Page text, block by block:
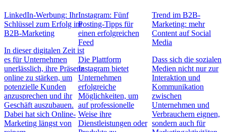
LinkedIn-Werbung: Ihr
Schlüssel zum Erfolg im
B2B-Marketing
In dieser digitalen Zeit ist
es für Unternehmen
unerlässlich, ihre Präsenz
online zu stärken, um
potenzielle Kunden
anzusprechen und ihr
Geschäft auszubauen.
Dabei hat sich Online-
Marketing längst von
Instagram: Fünf
Posting-Tipps für
einen erfolgreichen
Feed
Die Plattform
Instagram bietet
Unternehmen
erfolgreiche
Möglichkeiten, um
auf professionelle
Weise ihre
Dienstleistungen oder
Trend im B2B-
Marketing: mehr
Content auf Social
Media
Dass sich die sozialen
Medien nicht nur zur
Interaktion und
Kommunikation
zwischen
Unternehmen und
Verbrauchern eignen,
sondern auch für